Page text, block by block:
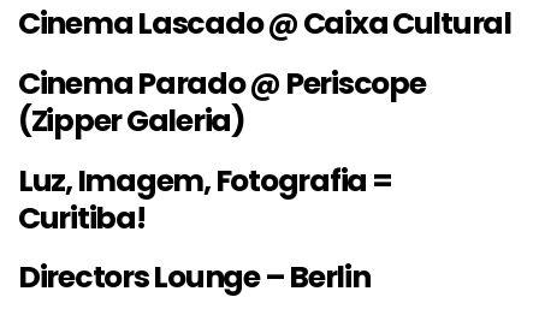
Cinema Lascado @ Caixa Cultural
Cinema Parado @ Periscope
(Zipper Galeria)
Luz, Imagem, Fotografia =
Curitiba!
Directors Lounge – Berlin